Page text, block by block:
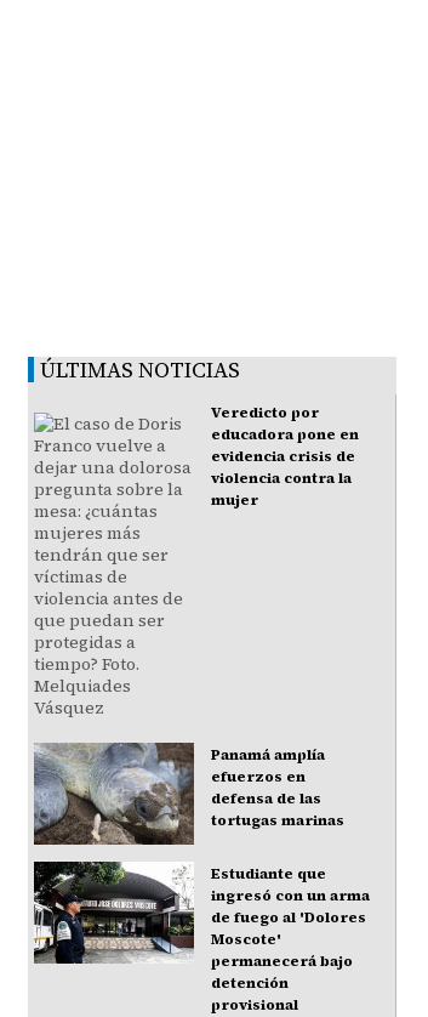
ÚLTIMAS NOTICIAS
Veredicto por
educadora pone en
evidencia crisis de
violencia contra la
mujer
Panamá amplía
efuerzos en
defensa de las
tortugas marinas
Estudiante que
ingresó con un arma
de fuego al 'Dolores
Moscote'
permanecerá bajo
detención
provisional